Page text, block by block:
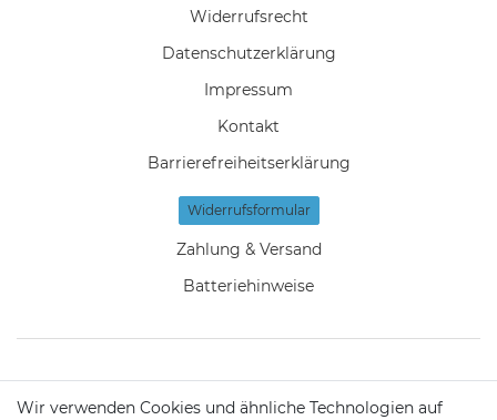
Widerrufs­recht
Daten­schutz­erklärung
Impressum
Kontakt
Barrierefreiheitserklärung
Widerrufs­formular
Zahlung & Versand
Batteriehinweise
KONTAKT
Wir verwenden Cookies und ähnliche Technologien auf